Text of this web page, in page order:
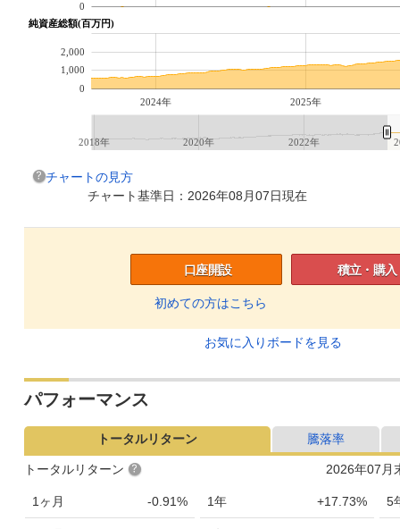
0
純資産総額(百万円)
2024年 2025年
0
1,000
2,000
2018年 2020年 2022年
チャートの見方
チャート基準日：2026年08月07日現在
口座開設
初めての方はこちら
積立・購入
お気に入りボードを見る
パフォーマンス
トータルリターン 騰落率
2026年07月
トータルリターン
1ヶ月 -0.91% 1年 +17.73% 5